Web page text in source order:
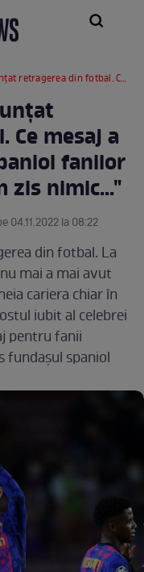
fundașul spaniol fanilor săi: Până acum, n-am zis nimic..."
mesaj a
fanilor
zis nimic..."
04.11.2022 la 08:22
din fotbal. La
mai a mai avut
cariera chiar în
iubit al celebrei
pentru fanii
fundașul spaniol